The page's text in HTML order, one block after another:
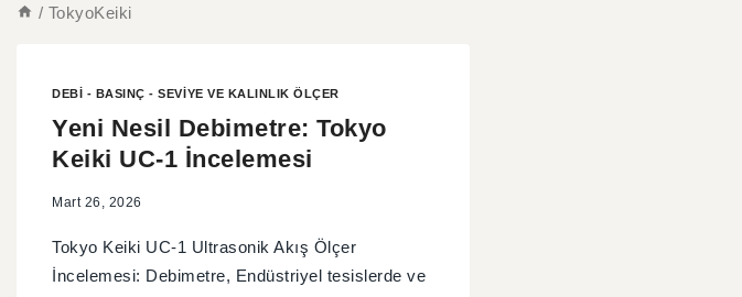
/ TokyoKeiki
DEBI - BASINÇ - SEVIYE VE KALINLIK ÖLÇER
Yeni Nesil Debimetre: Tokyo
Keiki UC-1 İncelemesi
Mart 26, 2026
Tokyo Keiki UC-1 Ultrasonik Akış Ölçer
İncelemesi: Debimetre, Endüstriyel tesislerde ve